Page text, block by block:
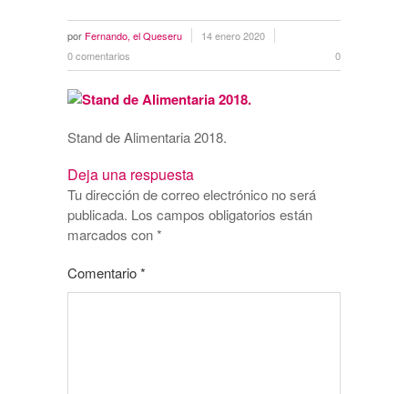
por Fernando, el Queseru
14 enero 2020
0 comentarios
0
Stand de Alimentaria 2018.
Deja una respuesta
Tu dirección de correo electrónico no será
publicada. Los campos obligatorios están
marcados con*
Comentario*